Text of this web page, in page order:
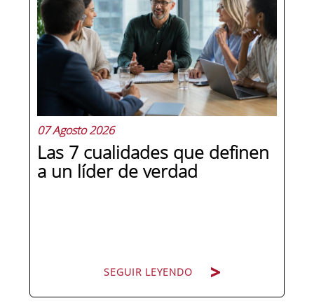
07 Agosto 2026
Las 7 cualidades que definen
a un líder de verdad
SEGUIR LEYENDO